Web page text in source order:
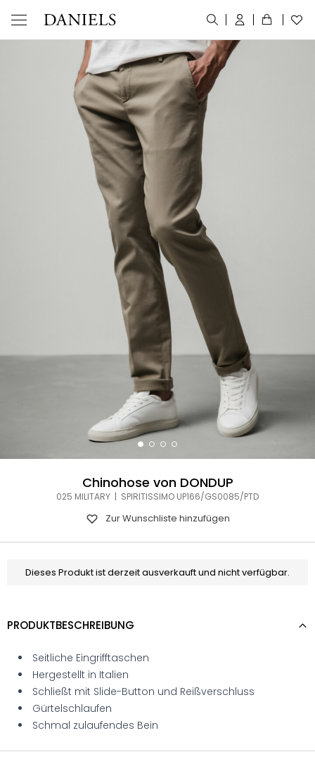
Chinohose von DONDUP
025 MILITARY | SPIRITISSIMO UP166/GS0085/PTD
Zur Wunschliste hinzufügen
Dieses Produkt ist derzeit ausverkauft und nicht verfügbar.
PRODUKTBESCHREIBUNG
Seitliche Eingrifftaschen
Hergestellt in Italien
Schließt mit Slide-Button und Reißverschluss
Gürtelschlaufen
Schmal zulaufendes Bein